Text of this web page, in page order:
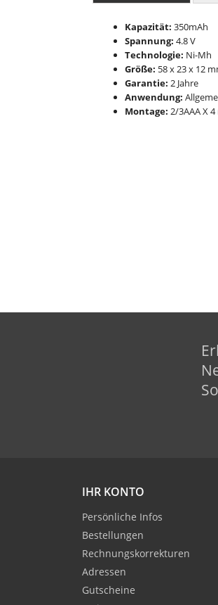
Kapazität: 350mAh
Spannung: 4.8 V
Technologie: Ni-Mh
Größe: 58 x 23 x 12
Garantie: 2 Jahre
Anwendung:
Montage: 2/3AAA X
IHR KONTO
Persönliche Infos
Bestellungen
Rechnungskorrekturen
Adressen
Gutscheine